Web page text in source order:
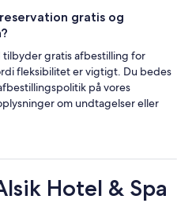
gratis og
gratis afbestilling for
fleksibilitet er vigtigt. Du bedes
på vores
om undtagelser eller
Hotel & Spa